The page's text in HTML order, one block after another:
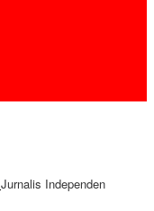
Jurnalis Independen